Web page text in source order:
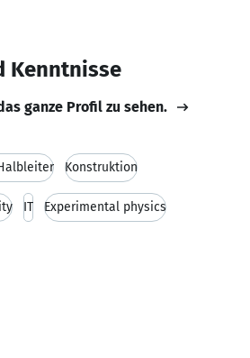
Kenntnisse
ganze Profil zu sehen.
Konstruktion
IT Experimental physics